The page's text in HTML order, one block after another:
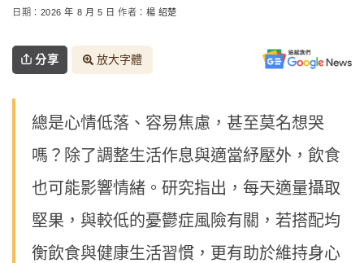
日期： 2026 年 8 月 5 日 作者： 楊 紹楚
分享 放大字體
總是心情低落、容易焦慮，甚至莫名想哭
嗎？除了調整生活作息與適當紓壓外，飲食
也可能影響情緒。研究指出，每天適量攝取
堅果，與較低的憂鬱症風險有關，若搭配均
衡飲食與健康生活習慣，更有助於維持身心